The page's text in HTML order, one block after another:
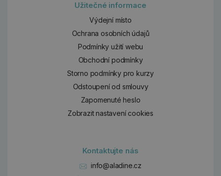
Užitečné informace
Výdejní místo
Ochrana osobních údajů
Podmínky užití webu
Obchodní podmínky
Storno podmínky pro kurzy
Odstoupení od smlouvy
Zapomenuté heslo
Zobrazit nastavení cookies
Kontaktujte nás
info@aladine.cz